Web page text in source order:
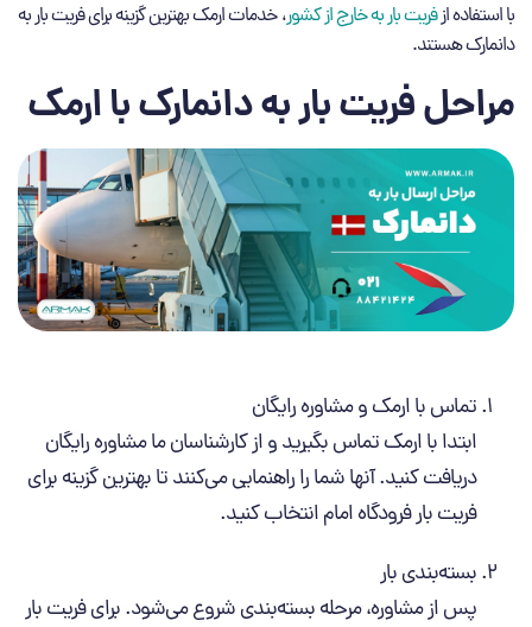
با استفاده ازفریت بار به خارج از کشور، خدمات ارمک بهترین گزینه برای فریت بار به
دانمارک هستند.
مراحل فریت بار به دانمارک با ارمک
تماس با ارمک و مشاوره رایگان
ابتدا با ارمک تماس بگیرید و از کارشناسان ما مشاوره رایگان
دریافت کنید. آنها شما را راهنمایی می‌کنند تا بهترین گزینه برای
فریت بار فرودگاه امام انتخاب کنید.
بسته‌بندی بار
پس از مشاوره، مرحله بسته‌بندی شروع می‌شود. برای فریت بار